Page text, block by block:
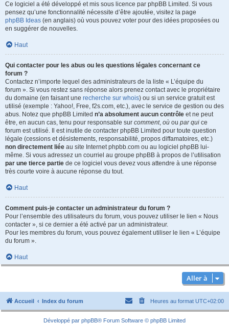
Ce logiciel a été développé et mis sous licence par phpBB Limited. Si vous
pensez qu’une fonctionnalité nécessite d’être ajoutée, visitez la page
phpBB Ideas (en anglais) où vous pouvez voter pour des idées proposées ou
en suggérer de nouvelles.
Haut
Qui contacter pour les abus ou les questions légales concernant ce
forum ?
Contactez n’importe lequel des administrateurs de la liste « L’équipe du
forum ». Si vous restez sans réponse alors prenez contact avec le propriétaire
du domaine (en faisant une recherche sur whois) ou si un service gratuit est
utilisé (exemple : Yahoo!, Free, f2s.com, etc.), avec le service de gestion ou des
abus. Notez que phpBB Limited n’a absolument aucun contrôle et ne peut
être, en aucun cas, tenu pour responsable sur comment, où ou par qui ce
forum est utilisé. Il est inutile de contacter phpBB Limited pour toute question
légale (cessions et désistements, responsabilité, propos diffamatoires, etc.)
non directement liée au site Internet phpbb.com ou au logiciel phpBB lui-
même. Si vous adressez un courriel au groupe phpBB à propos de l’utilisation
par une tierce partie de ce logiciel vous devez vous attendre à une réponse
très courte voire à aucune réponse du tout.
Haut
Comment puis-je contacter un administrateur du forum ?
Pour l’ensemble des utilisateurs du forum, vous pouvez utiliser le lien « Nous
contacter », si ce dernier a été activé par un administrateur.
Pour les membres du forum, vous pouvez également utiliser le lien « L’équipe
du forum ».
Haut
Aller à
Accueil Index du forum Heures au format UTC+02:00
Développé par phpBB® Forum Software © phpBB Limited